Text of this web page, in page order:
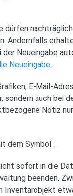
dürfen
Andernfalls
der Neueingabe
Neueingabe.
E-Mail-
auch bei
Notiz
dem Symbol .
sofort in die
beenden.
Inventarobjekt